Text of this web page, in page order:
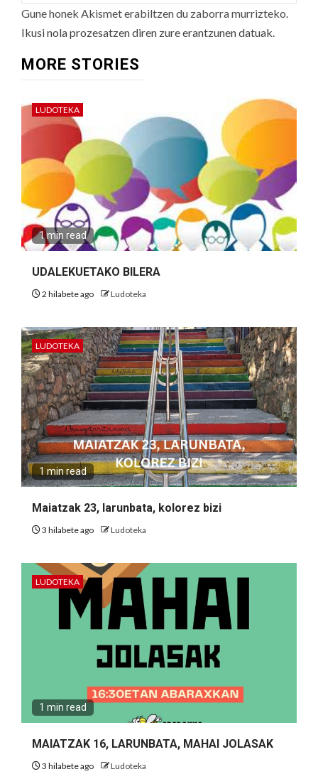
Gune honek Akismet erabiltzen du zaborra murrizteko.
Ikusi nola prozesatzen diren zure erantzunen datuak.
MORE STORIES
LUDOTEKA
1 min read
UDALEKUETAKO BILERA
2 hilabete ago Ludoteka
LUDOTEKA
1 min read
Maiatzak 23, larunbata, kolorez bizi
3 hilabete ago Ludoteka
LUDOTEKA
1 min read
MAIATZAK 16, LARUNBATA, MAHAI JOLASAK
3 hilabete ago Ludoteka